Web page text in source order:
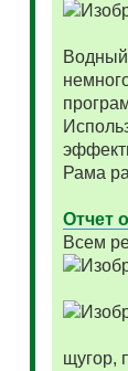
Водный
Рама
Отчет
Всем
щугор,